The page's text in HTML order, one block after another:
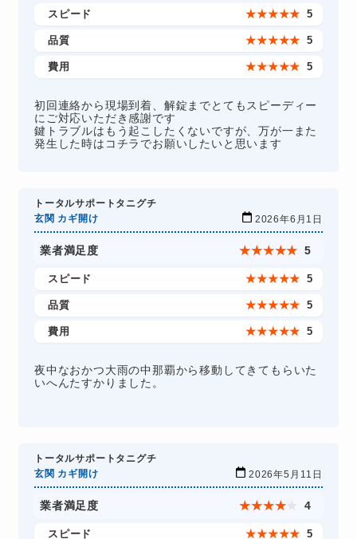
スピード ★★★★★ 5
品質 ★★★★★ 5
費用 ★★★★★ 5
初回連絡から現場到着、解錠までとてもスピーディー
にご対応いただき感謝です
鍵トラブルはもう起こしたくないですが、万が一また
発生した時はコチラでお願いしたいと思います
トータルサポートタニグチ
玄関 カギ開け
2026年6月1日
業者満足度 ★★★★★ 5
スピード ★★★★★ 5
品質 ★★★★★ 5
費用 ★★★★★ 5
夜中なおかつ大雨の中那覇から移動してきてもらいた
いへんたすかりました。
トータルサポートタニグチ
玄関 カギ開け
2026年5月11日
業者満足度 ★★★★★ 4
スピード ★★★★★ 5